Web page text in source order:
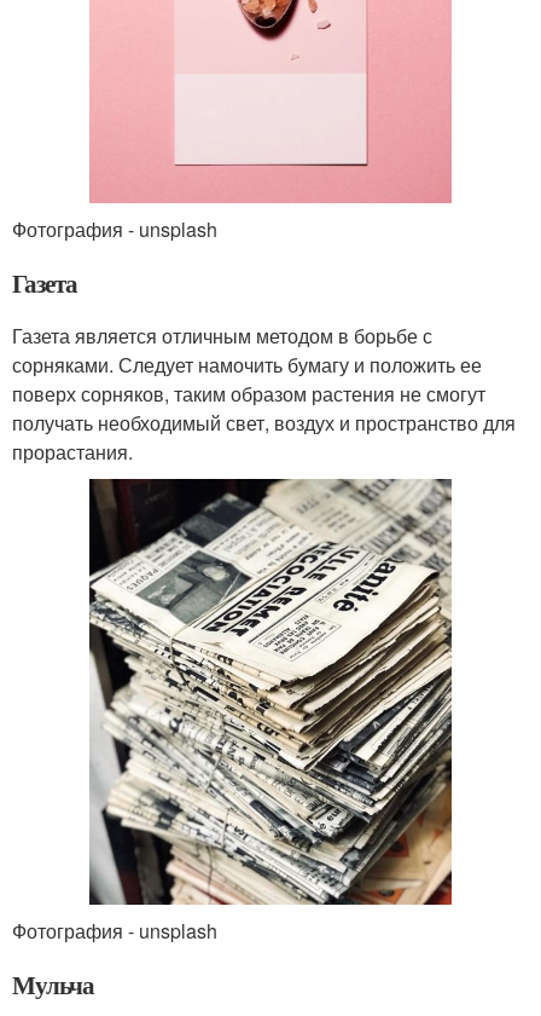
Фотография - unsplash
Газета
Газета является отличным методом в борьбе с
сорняками. Следует намочить бумагу и положить ее
поверх сорняков, таким образом растения не смогут
получать необходимый свет, воздух и пространство для
прорастания.
Фотография - unsplash
Мульча